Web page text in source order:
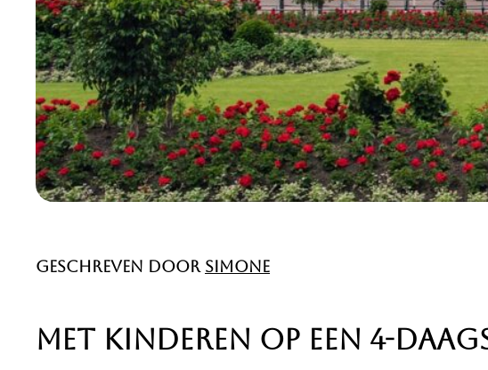
Geschreven door Simone
Met Kinderen op een 4-